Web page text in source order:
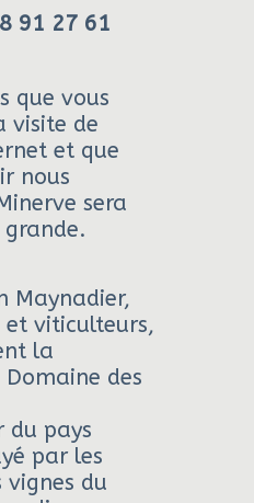
91 27 61
que vous
visite de
et que
nous
sera
Maynadier,
et viticulteurs,
la
des
du pays
par les
vignes du